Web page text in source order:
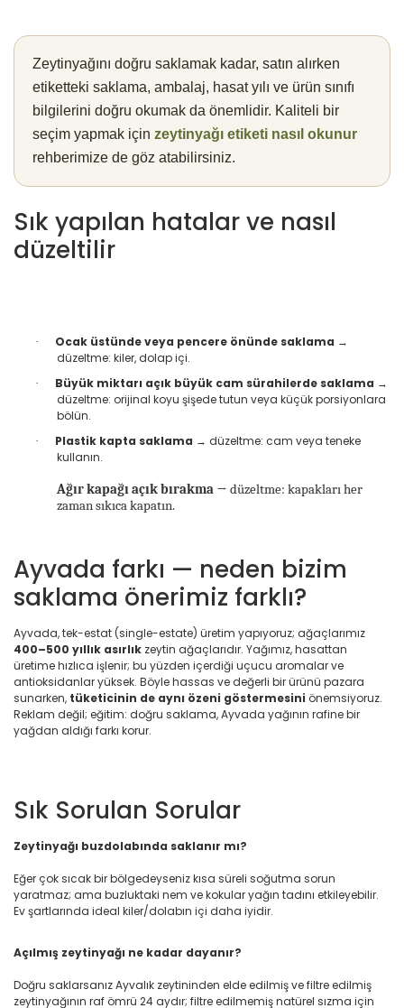
Zeytinyağını doğru saklamak kadar, satın alırken
etiketteki saklama, ambalaj, hasat yılı ve ürün sınıfı
bilgilerini doğru okumak da önemlidir. Kaliteli bir
seçim yapmak için zeytinyağı etiketi nasıl okunur
rehberimize de göz atabilirsiniz.
Sık yapılan hatalar ve nasıl
düzeltilir
· Ocak üstünde veya pencere önünde saklama →
düzeltme: kiler, dolap içi.
· Büyük miktarı açık büyük cam sürahilerde saklama →
düzeltme: orijinal koyu şişede tutun veya küçük porsiyonlara
bölün.
· Plastik kapta saklama → düzeltme: cam veya teneke
kullanın.
Ağır kapağı açık bırakma → düzeltme: kapakları her
zaman sıkıca kapatın.
Ayvada farkı — neden bizim
saklama önerimiz farklı?
Ayvada, tek-estat (single-estate) üretim yapıyoruz; ağaçlarımız
400–500 yıllık asırlık zeytin ağaçlarıdır. Yağımız, hasattan
üretime hızlıca işlenir; bu yüzden içerdiği uçucu aromalar ve
antioksidanlar yüksek. Böyle hassas ve değerli bir ürünü pazara
sunarken, tüketicinin de aynı özeni göstermesini önemsiyoruz.
Reklam değil; eğitim: doğru saklama, Ayvada yağının rafine bir
yağdan aldığı farkı korur.
Sık Sorulan Sorular
Zeytinyağı buzdolabında saklanır mı?
Eğer çok sıcak bir bölgedeyseniz kısa süreli soğutma sorun
yaratmaz; ama buzluktaki nem ve kokular yağın tadını etkileyebilir.
Ev şartlarında ideal kiler/dolabın içi daha iyidir.
Açılmış zeytinyağı ne kadar dayanır?
Doğru saklarsanız Ayvalık zeytininden elde edilmiş ve filtre edilmiş
zeytinyağının raf ömrü 24 aydır; filtre edilmemiş natürel sızma için